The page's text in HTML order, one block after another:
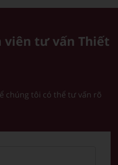
viên tư vấn Thiết
chúng tôi có thể tư vấn rõ